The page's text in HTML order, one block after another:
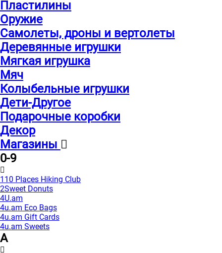
Пластилины
Оружие
Самолеты, дроны и вертолеты
Деревянные игрушки
Мягкая игрушка
Мяч
Колыбельные игрушки
Дети-Другое
Подарочные коробки
Декор
Магазины
0-9
110 Places Hiking Club
2Sweet Donuts
4U.am
4u.am Eco Bags
4u.am Gift Cards
4u.am Sweets
A